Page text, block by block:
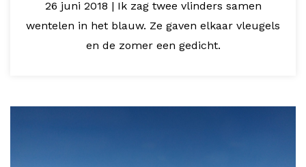
26 juni 2018 | Ik zag twee vlinders samen
wentelen in het blauw. Ze gaven elkaar vleugels
en de zomer een gedicht.